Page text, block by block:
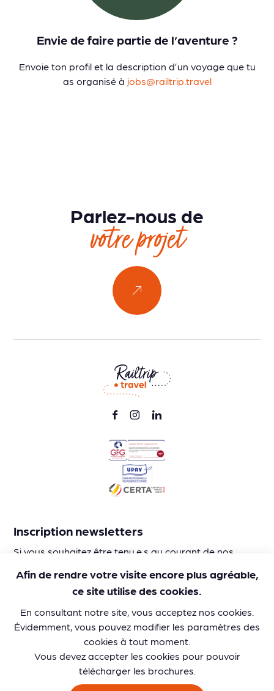
Envie de faire partie de l’aventure ?
Envoie ton profil et la description d’un voyage que tu
as organisé à jobs@railtrip.travel
Parlez-nous de
votre projet
Inscription newsletters
Si vous souhaitez être tenu.e.s au courant de nos
votre adresse mail :
Afin de rendre votre visite encore plus agréable,
ce site utilise des cookies.
En consultant notre site, vous acceptez nos cookies.
Évidemment, vous pouvez modifier les paramètres des
cookies à tout moment.
Vous devez accepter les cookies pour pouvoir
télécharger les brochures.